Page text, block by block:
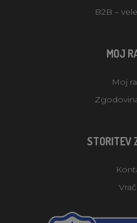
B2B –
MOJ
Moj
STORITEV